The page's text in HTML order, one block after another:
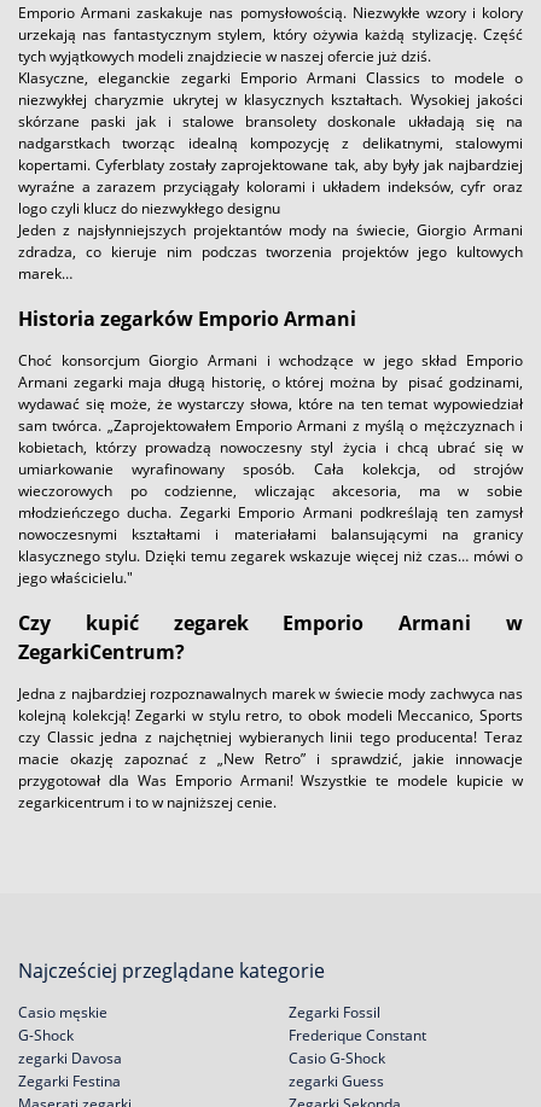
Emporio Armani zaskakuje nas pomysłowością. Niezwykłe wzory i kolory
urzekają nas fantastycznym stylem, który ożywia każdą stylizację. Część
tych wyjątkowych modeli znajdziecie w naszej ofercie już dziś.
Klasyczne, eleganckie zegarki Emporio Armani Classics to modele o
niezwykłej charyzmie ukrytej w klasycznych kształtach. Wysokiej jakości
skórzane paski jak i stalowe bransolety doskonale układają się na
nadgarstkach tworząc idealną kompozycję z delikatnymi, stalowymi
kopertami. Cyferblaty zostały zaprojektowane tak, aby były jak najbardziej
wyraźne a zarazem przyciągały kolorami i układem indeksów, cyfr oraz
logo czyli klucz do niezwykłego designu
Jeden z najsłynniejszych projektantów mody na świecie, Giorgio Armani
zdradza, co kieruje nim podczas tworzenia projektów jego kultowych
marek…
Historia zegarków Emporio Armani
Choć konsorcjum Giorgio Armani i wchodzące w jego skład Emporio
Armani zegarki maja długą historię, o której można by pisać godzinami,
wydawać się może, że wystarczy słowa, które na ten temat wypowiedział
sam twórca. „Zaprojektowałem Emporio Armani z myślą o mężczyznach i
kobietach, którzy prowadzą nowoczesny styl życia i chcą ubrać się w
umiarkowanie wyrafinowany sposób. Cała kolekcja, od strojów
wieczorowych po codzienne, wliczając akcesoria, ma w sobie
młodzieńczego ducha. Zegarki Emporio Armani podkreślają ten zamysł
nowoczesnymi kształtami i materiałami balansującymi na granicy
klasycznego stylu. Dzięki temu zegarek wskazuje więcej niż czas… mówi o
jego właścicielu."
Czy kupić zegarek Emporio Armani w
ZegarkiCentrum?
Jedna z najbardziej rozpoznawalnych marek w świecie mody zachwyca nas
kolejną kolekcją! Zegarki w stylu retro, to obok modeli Meccanico, Sports
czy Classic jedna z najchętniej wybieranych linii tego producenta! Teraz
macie okazję zapoznać z „New Retro” i sprawdzić, jakie innowacje
przygotował dla Was Emporio Armani! Wszystkie te modele kupicie w
zegarkicentrum i to w najniższej cenie.
Najcześciej przeglądane kategorie
Casio męskie
G-Shock
zegarki Davosa
Zegarki Festina
Zegarki Fossil
Frederique Constant
Casio G-Shock
zegarki Guess